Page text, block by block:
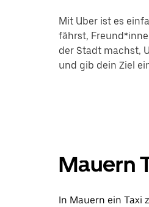
Mit Uber ist es
fährst,
der Stadt machst,
und gib dein Ziel
Mauern
In Mauern ein Taxi